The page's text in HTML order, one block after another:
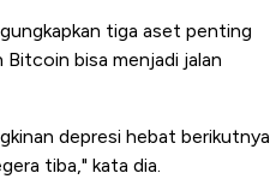
tiga aset penting
bisa menjadi jalan
depresi hebat berikutnya
tiba," kata dia.